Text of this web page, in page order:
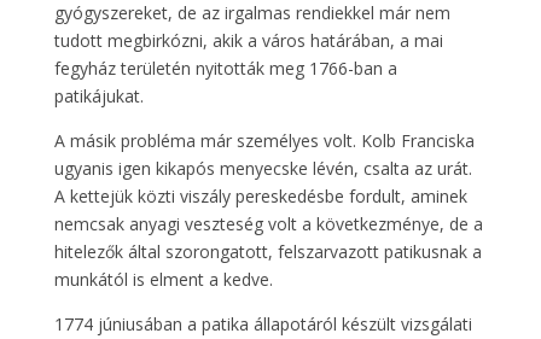
gyógyszereket, de az irgalmas rendiekkel már nem
tudott megbirkózni, akik a város határában, a mai
fegyház területén nyitották meg 1766-ban a
patikájukat.
A másik probléma már személyes volt. Kolb Franciska
ugyanis igen kikapós menyecske lévén, csalta az urát.
A kettejük közti viszály pereskedésbe fordult, aminek
nemcsak anyagi veszteség volt a következménye, de a
hitelezők által szorongatott, felszarvazott patikusnak a
munkától is elment a kedve.
1774 júniusában a patika állapotáról készült vizsgálati